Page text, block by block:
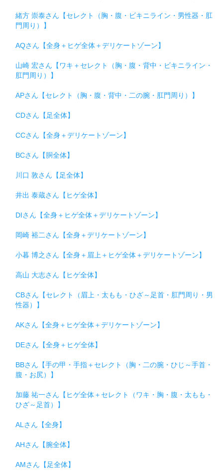
緒方 崇泰さん【セレクト（胸・腹・ビキニライン・男性器・肛
門周り）】
AQさん【全身＋ヒゲ全体＋デリケートゾーン】
山崎 宏さん【ワキ＋セレクト（胸・腹・背中・ビキニライン・
肛門周り）】
APさん【セレクト（胸・腹・背中・二の腕・肛門周り）】
CDさん【足全体】
CCさん【全身＋デリケートゾーン】
BCさん【胴全体】
川口 敦さん【足全体】
井出 泰蔵さん【ヒゲ全体】
DIさん【全身＋ヒゲ全体＋デリケートゾーン】
岡崎 裕二さん【全身＋デリケートゾーン】
小暮 博之さん【全身＋眉上＋ヒゲ全体＋デリケートゾーン】
高山 大志さん【ヒゲ全体】
CBさん【セレクト（眉上・太もも・ひざ～足首・肛門周り・男
性器）】
AKさん【全身＋ヒゲ全体＋デリケートゾーン】
DEさん【全身＋ヒゲ全体】
BBさん【手の甲・手指＋セレクト（胸・二の腕・ひじ～手首・
腹・お尻）】
加藤 祐一さん【ヒゲ全体＋セレクト（ワキ・胸・腹・太もも・
ひざ～足首）】
ALさん【全身】
AHさん【腕全体】
AMさん【足全体】